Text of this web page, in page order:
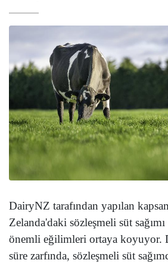
DairyNZ tarafından yapılan
Zelanda'daki sözleşmeli süt
önemli eğilimleri ortaya koyuyor.
süre zarfında, sözleşmeli süt